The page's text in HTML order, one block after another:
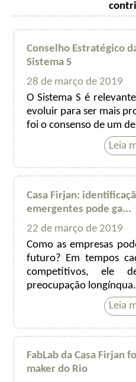
Conselho Estratégico
Sistema S
28 de março de 2019
O Sistema S é
evoluir para ser mais
foi o consenso de um
Casa Firjan:
emergentes pode ga...
22 de março de 2019
Como as empresas
futuro? Em tempos
competitivos, ele
preocupação
FabLab da Casa Firjan
maker do Rio